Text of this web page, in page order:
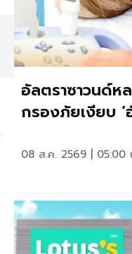
อัลตราซาวนด์
กรองภัยเงียบ
08 ส.ค. 2569 | 05:00